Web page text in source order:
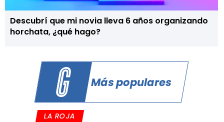
Descubrí que mi novia lleva 6 años organizando
horchata, ¿qué hago?
Más populares
LA ROJA